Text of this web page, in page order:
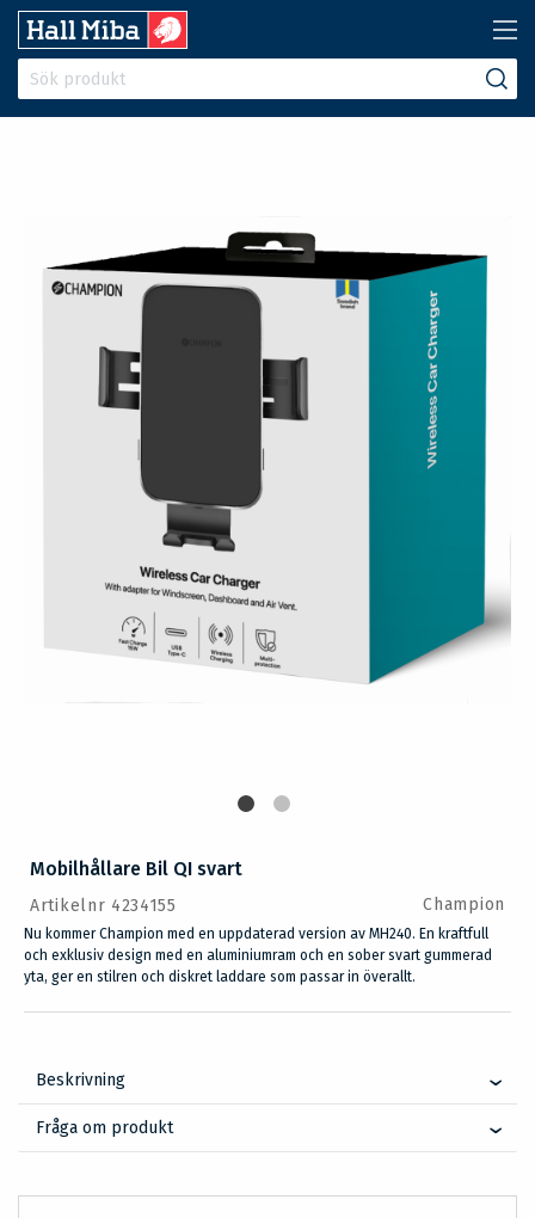
Mobilhållare Bil QI svart
Artikelnr 4234155 Champion
Nu kommer Champion med en uppdaterad version av MH240. En kraftfull
och exklusiv design med en aluminiumram och en sober svart gummerad
yta, ger en stilren och diskret laddare som passar in överallt.
Beskrivning
Fråga om produkt